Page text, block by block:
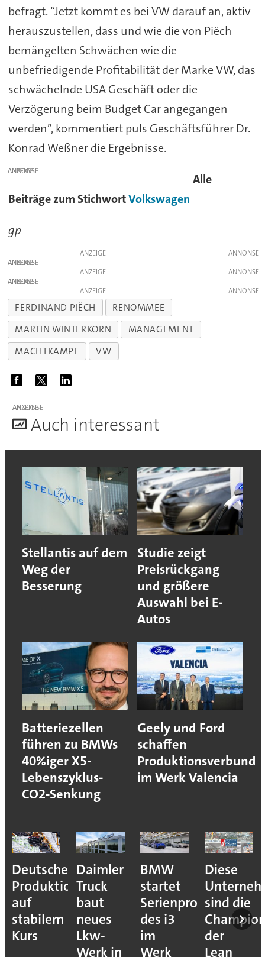
befragt. “Jetzt kommt es bei VW darauf an, aktiv
herauszustellen, dass und wie die von Piëch
bemängelten Schwächen wie die
unbefriedigende Profitabilität der Marke VW, das
schwächelnde USA Geschäft oder die
Verzögerung beim Budget Car angegangen
werden”, kommentiert puls Geschäftsführer Dr.
Konrad Weßner die Ergebnisse.
ANZEIGE
Alle
Beiträge zum StichwortVolkswagen
gp
ANZEIGE
ANZEIGE
ANZEIGE
ANZEIGE
ANZEIGE
FERDINAND PIËCH
RENOMMEE
MARTIN WINTERKORN
MANAGEMENT
MACHTKAMPF
VW
ANZEIGE
Auch interessant
Stellantis auf dem
Weg der
Besserung
Studie zeigt
Preisrückgang
und größere
Auswahl bei E-
Autos
Batteriezellen
führen zu BMWs
40%iger X5-
Lebenszyklus-
CO2-Senkung
Geely und Ford
schaffen
Produktionsverbund
im Werk Valencia
Deutsche
Produktion
auf
stabilem
Kurs
Daimler
Truck
baut
neues
Lkw-
Werk in
BMW
startet
Serienproduktion
des i3
im
Werk
Diese
sind die
der
Lean